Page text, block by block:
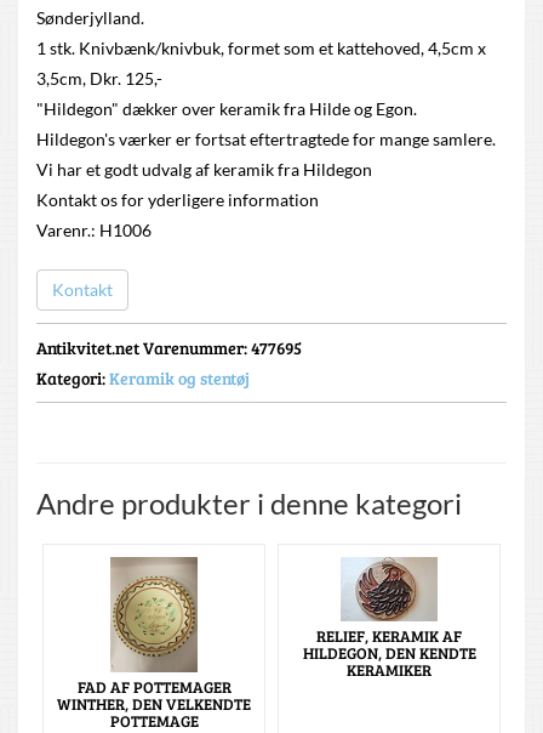
Sønderjylland.
1 stk. Knivbænk/knivbuk, formet som et kattehoved, 4,5cm x
3,5cm, Dkr. 125,-
"Hildegon" dækker over keramik fra Hilde og Egon.
Hildegon's værker er fortsat eftertragtede for mange samlere.
Vi har et godt udvalg af keramik fra Hildegon
Kontakt os for yderligere information
Varenr.: H1006
Kontakt
Antikvitet.net Varenummer: 477695
Kategori:Keramik og stentøj
Andre produkter i denne kategori
FAD AF POTTEMAGER
WINTHER, DEN VELKENDTE
POTTEMAGE
RELIEF, KERAMIK AF
HILDEGON, DEN KENDTE
KERAMIKER